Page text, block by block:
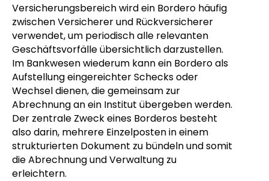
Versicherungsbereich wird ein Bordero häufig
zwischen Versicherer und Rückversicherer
verwendet, um periodisch alle relevanten
Geschäftsvorfälle übersichtlich darzustellen.
Im Bankwesen wiederum kann ein Bordero als
Aufstellung eingereichter Schecks oder
Wechsel dienen, die gemeinsam zur
Abrechnung an ein Institut übergeben werden.
Der zentrale Zweck eines Borderos besteht
also darin, mehrere Einzelposten in einem
strukturierten Dokument zu bündeln und somit
die Abrechnung und Verwaltung zu
erleichtern.